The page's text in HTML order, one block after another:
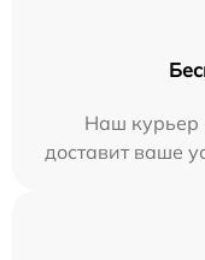
Наш курьер
доставит ваше